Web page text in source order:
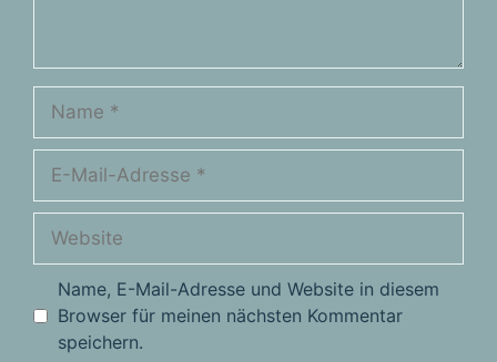
Mail-
Adresse
Name, E-Mail-Adresse und Website in diesem
Browser für meinen nächsten Kommentar
speichern.